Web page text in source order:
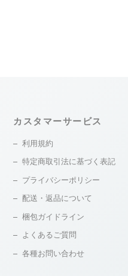
カスタマーサービス
利用規約
特定商取引法に基づく表記
プライバシーポリシー
配送・返品について
梱包ガイドライン
よくあるご質問
各種お問い合わせ